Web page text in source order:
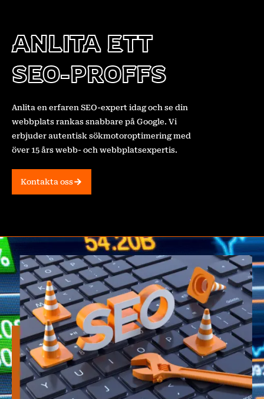
ANLITA ETT
SEO-PROFFS
Anlita en erfaren SEO-expert idag och se din
webbplats rankas snabbare på Google. Vi
erbjuder autentisk sökmotoroptimering med
över 15 års webb- och webbplatsexpertis.
Kontakta oss